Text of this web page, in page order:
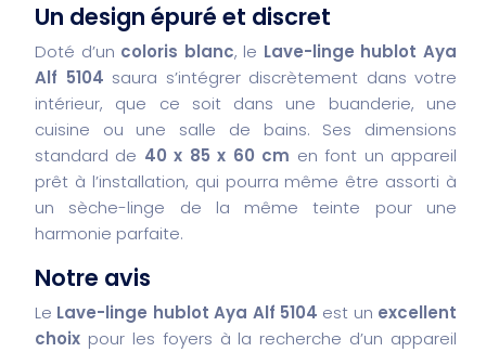
Un design épuré et discret
Doté d’un coloris blanc, le Lave-linge hublot Aya
Alf 5104 saura s’intégrer discrètement dans votre
intérieur, que ce soit dans une buanderie, une
cuisine ou une salle de bains. Ses dimensions
standard de 40 x 85 x 60 cm en font un appareil
prêt à l’installation, qui pourra même être assorti à
un sèche-linge de la même teinte pour une
harmonie parfaite.
Notre avis
Le Lave-linge hublot Aya Alf 5104 est un excellent
choix pour les foyers à la recherche d’un appareil